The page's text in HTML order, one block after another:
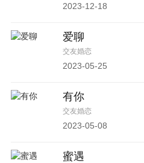
2023-12-18
爱聊
交友婚恋
2023-05-25
有你
交友婚恋
2023-05-08
蜜遇